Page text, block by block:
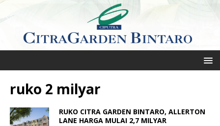
ruko 2 milyar
RUKO CITRA GARDEN BINTARO, ALLERTON
LANE HARGA MULAI 2,7 MILYAR